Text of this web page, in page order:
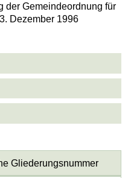
der Gemeindeordnung für
Dezember 1996
Gliederungsnummer